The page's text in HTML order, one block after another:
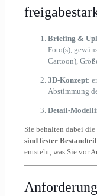
Briefing &
Foto(s),
Cartoon),
3D-Konzept:
Abstimmung
Detail-
Sie behalten dabei
sind fester Bestandteil
entsteht, was Sie vor